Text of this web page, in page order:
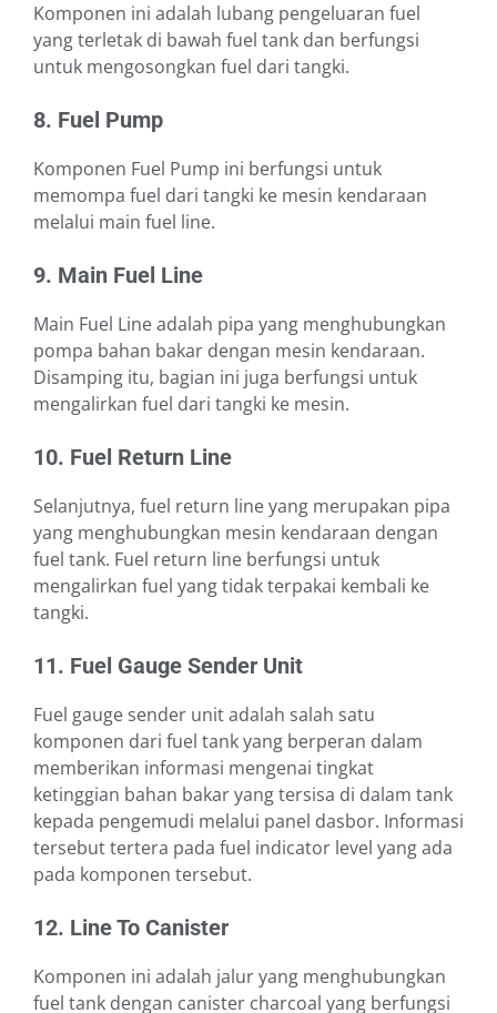
Komponen ini adalah lubang pengeluaran fuel
yang terletak di bawah fuel tank dan berfungsi
untuk mengosongkan fuel dari tangki.
8. Fuel Pump
Komponen Fuel Pump ini berfungsi untuk
memompa fuel dari tangki ke mesin kendaraan
melalui main fuel line.
9. Main Fuel Line
Main Fuel Line adalah pipa yang menghubungkan
pompa bahan bakar dengan mesin kendaraan.
Disamping itu, bagian ini juga berfungsi untuk
mengalirkan fuel dari tangki ke mesin.
10. Fuel Return Line
Selanjutnya, fuel return line yang merupakan pipa
yang menghubungkan mesin kendaraan dengan
fuel tank. Fuel return line berfungsi untuk
mengalirkan fuel yang tidak terpakai kembali ke
tangki.
11. Fuel Gauge Sender Unit
Fuel gauge sender unit adalah salah satu
komponen dari fuel tank yang berperan dalam
memberikan informasi mengenai tingkat
ketinggian bahan bakar yang tersisa di dalam tank
kepada pengemudi melalui panel dasbor. Informasi
tersebut tertera pada fuel indicator level yang ada
pada komponen tersebut.
12. Line To Canister
Komponen ini adalah jalur yang menghubungkan
fuel tank dengan canister charcoal yang berfungsi